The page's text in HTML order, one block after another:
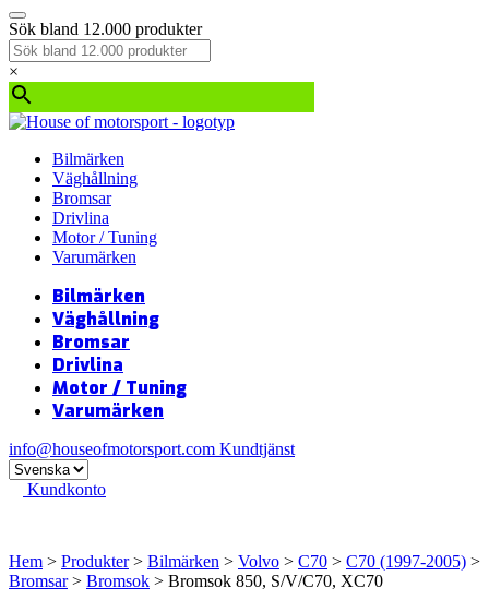
Sök bland 12.000 produkter
×
Bilmärken
Väghållning
Bromsar
Drivlina
Motor / Tuning
Varumärken
Bilmärken
Väghållning
Bromsar
Drivlina
Motor / Tuning
Varumärken
info@houseofmotorsport.com Kundtjänst
Kundkonto
Hem > Produkter> Bilmärken > Volvo > C70 > C70 (1997-2005) >
Bromsar> Bromsok > Bromsok 850, S/V/C70, XC70